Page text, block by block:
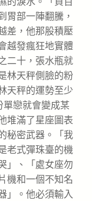
胃部一陣翻騰，
差，他那股積壓
越發瘋狂地實體
二十，張水瓶就
林天秤側臉的粉
天秤的運勢至少
戀就會變成某
堆滿了星座圖表
秘密武器。「我
老式彈珠臺的機
」、「處女座勿
機和一個不知名
」。他必須輸入